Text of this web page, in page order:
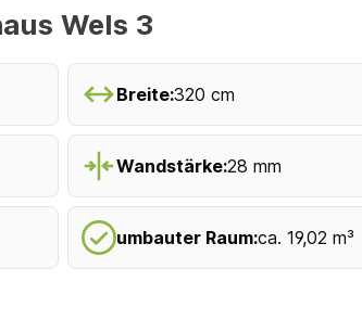
Wels 3
Breite:320 cm
Wandstärke:28 mm
umbauter Raum:ca. 19,02 m³